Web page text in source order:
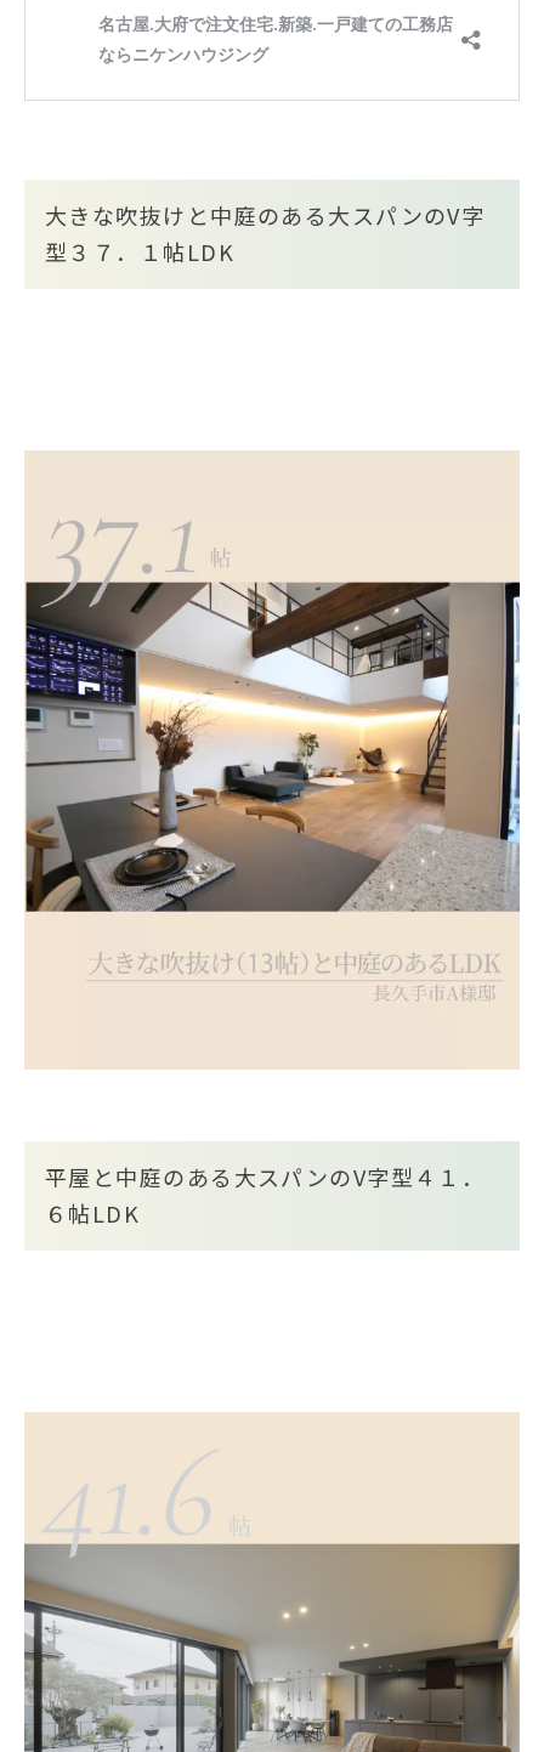
大きな吹抜けと中庭のある大スパンのV字
型３７．１帖LDK
平屋と中庭のある大スパンのV字型４１．
６帖LDK